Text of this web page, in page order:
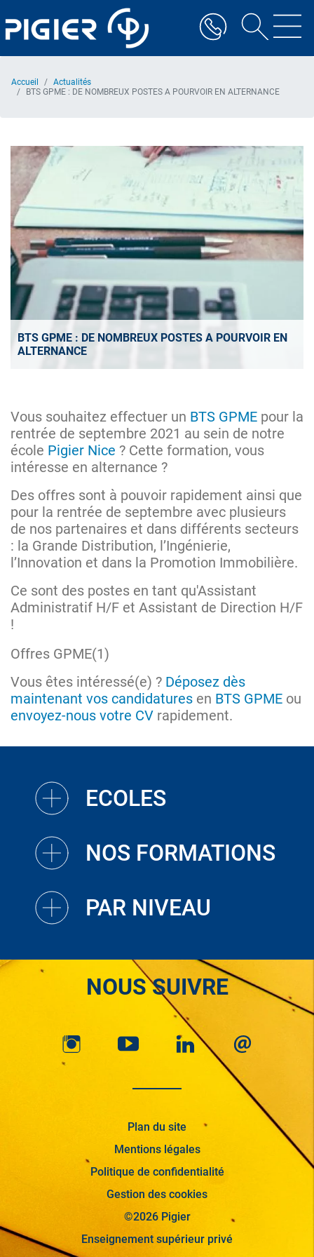
au
contenu
Accueil
Actualités
BTS GPME : DE NOMBREUX POSTES A POURVOIR EN ALTERNANCE
BTS GPME : DE NOMBREUX POSTES A POURVOIR EN
ALTERNANCE
Vous souhaitez effectuer un BTS GPME pour la
rentrée de septembre 2021 au sein de notre
école Pigier Nice ? Cette formation, vous
intéresse en alternance ?
Des offres sont à pouvoir rapidement ainsi que
pour la rentrée de septembre avec plusieurs
de nos partenaires et dans différents secteurs
: la Grande Distribution, l’Ingénierie,
l’Innovation et dans la Promotion Immobilière.
Ce sont des postes en tant qu'Assistant
Administratif H/F et Assistant de Direction H/F
!
Vous êtes intéressé(e) ? Déposez dès
maintenant vos candidatures en BTS GPME ou
envoyez-nous votre CV rapidement.
ECOLES
NOS FORMATIONS
PAR NIVEAU
NOUS SUIVRE
Plan du site
Mentions légales
Politique de confidentialité
Gestion des cookies
©2026 Pigier
Enseignement supérieur privé